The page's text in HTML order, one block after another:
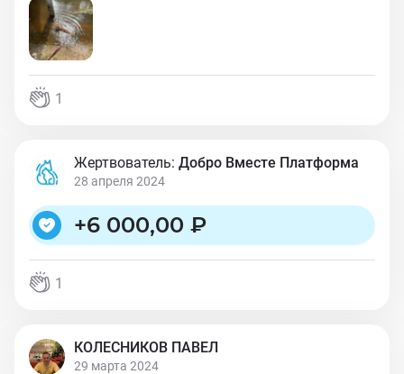
1
Жертвователь: Добро Вместе Платформа
28 апреля 2024
+6 000,00 ₽
1
КОЛЕСНИКОВ ПАВЕЛ
29 марта 2024